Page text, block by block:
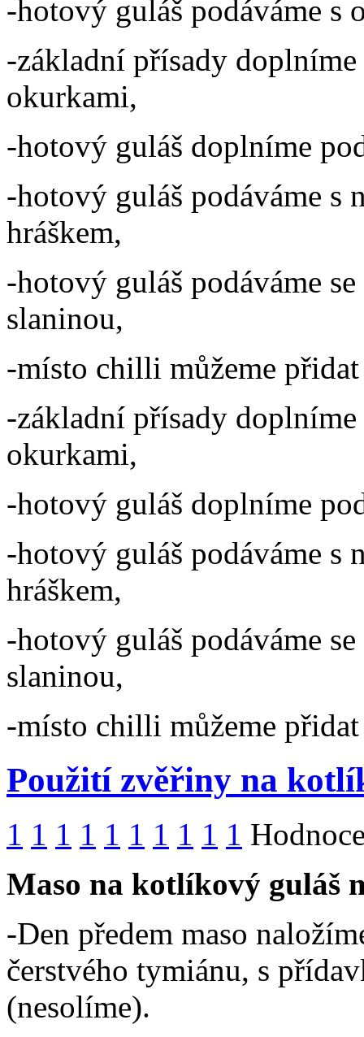
-hotový guláš podáváme s
-základní přísady
okurkami,
-hotový guláš doplníme
-hotový guláš podáváme s
hráškem,
-hotový guláš podáváme
slaninou,
-místo chilli můžeme
-základní přísady
okurkami,
-hotový guláš doplníme
-hotový guláš podáváme s
hráškem,
-hotový guláš podáváme
slaninou,
-místo chilli můžeme
Použití zvěřiny na
1 1 1 1 1 1 1 1 1 1
Maso na kotlíkový guláš
-Den předem maso
čerstvého tymiánu, s
(nesolíme).